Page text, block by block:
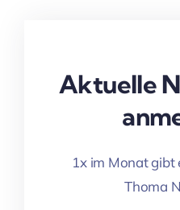
Aktuelle
1x im Monat gibt
Thoma